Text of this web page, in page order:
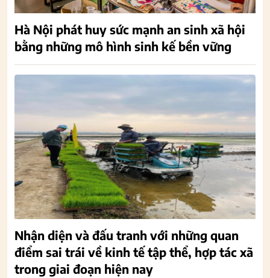
Hà Nội phát huy sức mạnh an sinh xã hội
bằng những mô hình sinh kế bền vững
Nhận diện và đấu tranh với những quan
điểm sai trái về kinh tế tập thể, hợp tác xã
trong giai đoạn hiện nay